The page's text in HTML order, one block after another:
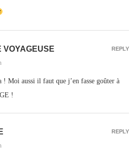
VOYAGEUSE
! Moi aussi il faut que j’en fasse goûter à
!
REPLY
REPLY